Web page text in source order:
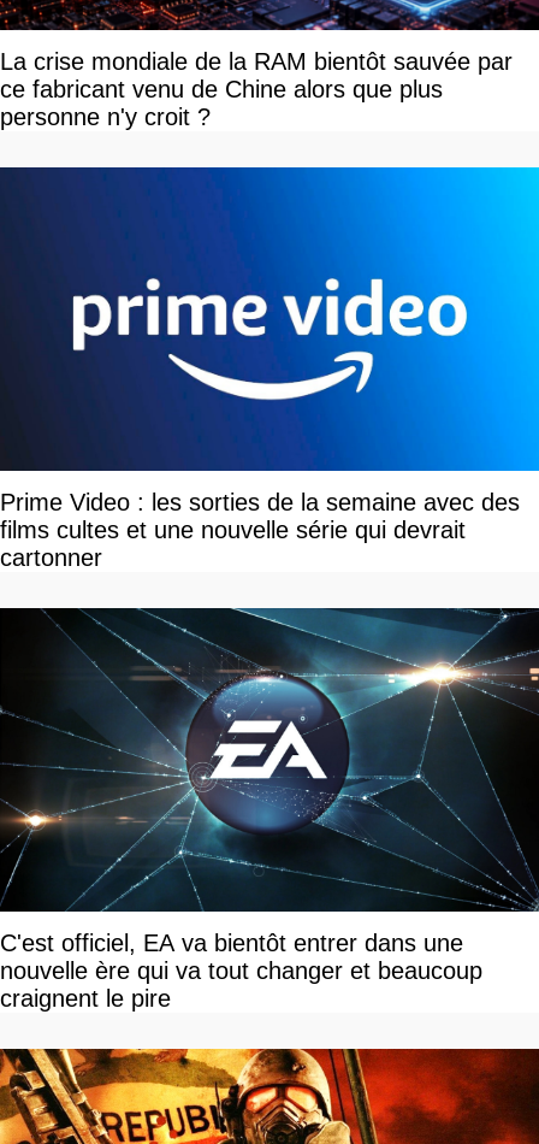
La crise mondiale de la RAM bientôt sauvée par
ce fabricant venu de Chine alors que plus
personne n'y croit ?
Prime Video : les sorties de la semaine avec des
films cultes et une nouvelle série qui devrait
cartonner
C'est officiel, EA va bientôt entrer dans une
nouvelle ère qui va tout changer et beaucoup
craignent le pire